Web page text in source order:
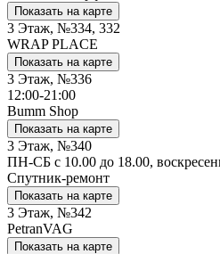
Показать на карте
3 Этаж, №334, 332
WRAP PLACE
Показать на карте
3 Этаж, №336
12:00-21:00
Bumm Shop
Показать на карте
3 Этаж, №340
ПН-СБ с 10.00 до 18.00,
Спутник-ремонт
Показать на карте
3 Этаж, №342
PetranVAG
Показать на карте